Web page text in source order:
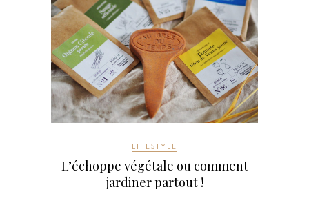
LIFESTYLE
L’échoppe végétale ou comment
jardiner partout !